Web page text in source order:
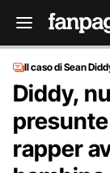
Il caso di Sean
Diddy,
rapper